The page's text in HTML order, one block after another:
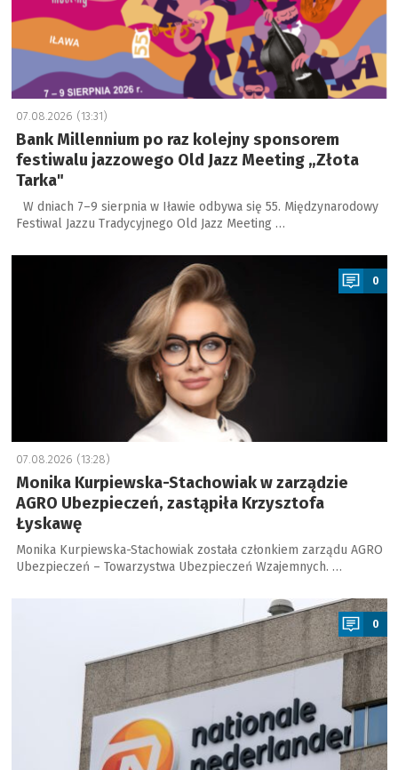
07.08.2026 (13:31)
Bank Millennium po raz kolejny sponsorem
festiwalu jazzowego Old Jazz Meeting „Złota
Tarka"
W dniach 7–9 sierpnia w Iławie odbywa się 55. Międzynarodowy
Festiwal Jazzu Tradycyjnego Old Jazz Meeting …
a
0
07.08.2026 (13:28)
Monika Kurpiewska-Stachowiak w zarządzie
AGRO Ubezpieczeń, zastąpiła Krzysztofa
Łyskawę
Monika Kurpiewska-Stachowiak została członkiem zarządu AGRO
Ubezpieczeń – Towarzystwa Ubezpieczeń Wzajemnych. …
0